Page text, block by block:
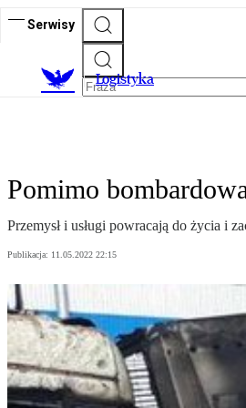
Serwisy
Logistyka
Pomimo
Przemysł i usługi powracają do życia i
Publikacja: 11.05.2022 22:15